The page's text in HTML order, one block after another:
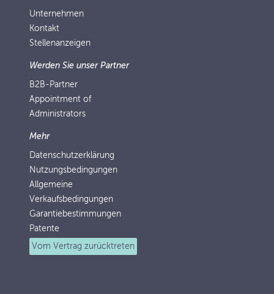
Unternehmen
Kontakt
Stellenanzeigen
Werden Sie unser Partner
B2B-Partner
Appointment of
Administrators
Mehr
Datenschutzerklärung
Nutzungsbedingungen
Allgemeine
Verkaufsbedingungen
Garantiebestimmungen
Patente
Vom Vertrag zurücktreten